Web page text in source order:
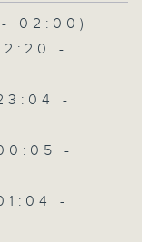
02:00)
-
-
-
-